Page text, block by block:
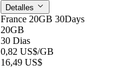
Detalles
France 20GB 30Days
20GB
30 Dias
0,82 US$/GB
16,49 US$